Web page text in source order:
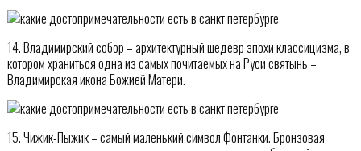
14. Владимирский собор – архитектурный шедевр эпохи классицизма, в
котором храниться одна из самых почитаемых на Руси святынь –
Владимирская икона Божией Матери.
15. Чижик-Пыжик – самый маленький символ Фонтанки. Бронзовая